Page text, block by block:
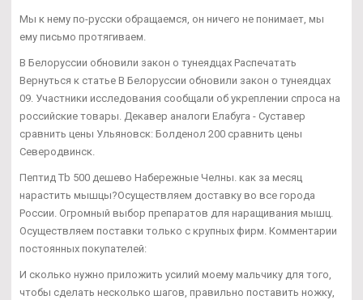
Мы к нему по-русски обращаемся, он ничего не понимает, мы
ему письмо протягиваем.
В Белоруссии обновили закон о тунеядцах Распечатать
Вернуться к статье В Белоруссии обновили закон о тунеядцах
09. Участники исследования сообщали об укреплении спроса на
российские товары. Декавер аналоги Елабуга - Суставер
сравнить цены Ульяновск: Болденол 200 сравнить цены
Северодвинск.
Пептид Tb 500 дешево Набережные Челны. как за месяц
нарастить мышцы?Осуществляем доставку во все города
России. Огромный выбор препаратов для наращивания мышц.
Осуществляем поставки только с крупных фирм. Комментарии
постоянных покупателей:
И сколько нужно приложить усилий моему мальчику для того,
чтобы сделать несколько шагов, правильно поставить ножку,